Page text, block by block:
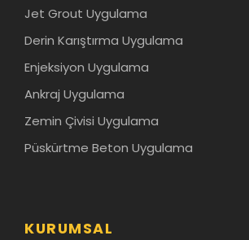
Jet Grout Uygulama
Derin Karıştırma Uygulama
Enjeksiyon Uygulama
Ankraj Uygulama
Zemin Çivisi Uygulama
Püskürtme Beton Uygulama
KURUMSAL